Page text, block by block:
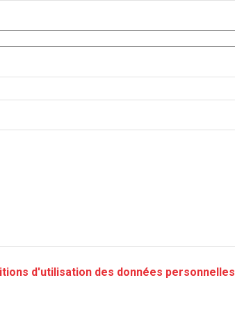
d'utilisation des données personnelles